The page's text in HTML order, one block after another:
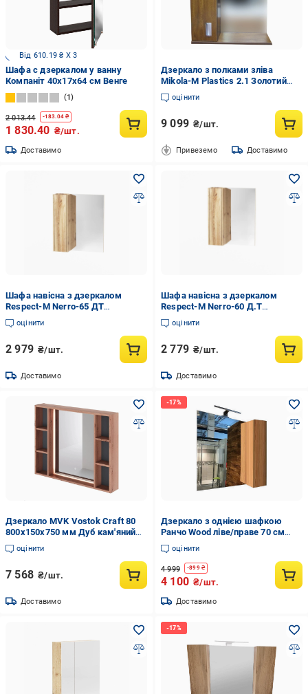
Від 610.19 ₴ X 3
Шафа с дзеркалом у ванну
Компаніт 40х17х64 см Венге
1
2 013.44 -183.04 ₴
1 830.40 ₴/шт.
Доставимо
Дзеркало з полками зліва
Mikola-M Plastics 2.1 Золотий
дуб 60 см
оцінити
9 099 ₴/шт.
Привеземо Доставимо
Шафа навісна з дзеркалом
Respect-M Nerro-65 ДТ
RM000217
оцінити
2 979 ₴/шт.
Доставимо
Шафа навісна з дзеркалом
Respect-M Nerro-60 Д.Т
RM000214
оцінити
2 779 ₴/шт.
Доставимо
Дзеркало MVK Vostok Craft 80
800х150х750 мм Дуб кам'яний
(8142db)
оцінити
7 568 ₴/шт.
Доставимо
Дзеркало з однією шафкою
Ранчо Wood ліве/праве 70 см
Дуб сонома (46000-01)
оцінити
4 999 -899₴
4 100 ₴/шт.
Доставимо